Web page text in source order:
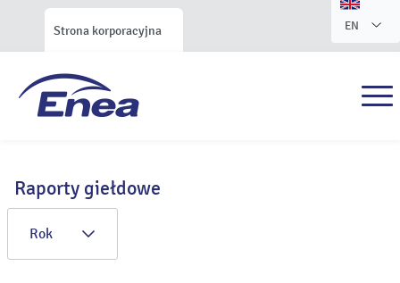
Strona korporacyjna EN
Raporty giełdowe
Rok